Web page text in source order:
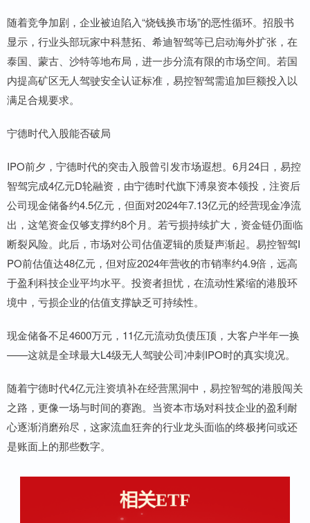
随着竞争加剧，企业被迫陷入“烧钱换市场”的恶性循环。招股书
显示，行业头部玩家中科慧拓、希迪智驾等已启动海外扩张，在
泰国、蒙古、沙特等地布局，进一步分流有限的市场空间。若国
内提高矿区无人驾驶安全认证标准，易控智驾需追加巨额投入以
满足合规要求。
宁德时代入股能否破局
IPO前夕，宁德时代的突击入股曾引发市场遐想。6月24日，易控
智驾完成4亿元D轮融资，由宁德时代旗下溥泉资本领投，注资后
公司现金储备约4.5亿元，但面对2024年7.13亿元的经营现金净流
出，这笔资金仅够支撑约8个月。若亏损持续扩大，资金链仍面临
断裂风险。此后，市场对公司估值逻辑的质疑声渐起。易控智驾I
PO前估值达48亿元，但对应2024年营收的市销率约4.9倍，远高
于盈利科技企业平均水平。投资者担忧，在流动性紧缩的港股环
境中，亏损企业的估值支撑缺乏可持续性。
现金储备不足4600万元，11亿元流动负债压顶，大客户半年一换
——这就是全球最大L4级无人驾驶公司冲刺IPO时的真实境况。
随着宁德时代4亿元注资填补在经营黑洞中，易控智驾的港股闯关
之路，更像一场与时间的赛跑。当资本市场对科技企业的盈利耐
心逐渐消磨殆尽，这家流血狂奔的行业龙头面临的终极拷问或还
是账面上的那些数字。